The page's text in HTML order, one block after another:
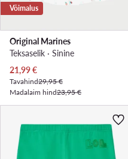
Võimalus
Original Marines
Teksaselik · Sinine
Praegune hind
21,99€
Tavahind29,95 €
Madalaim hind23,95 €